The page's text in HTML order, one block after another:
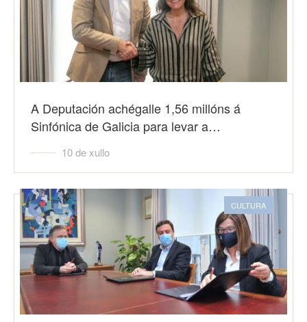
A Deputación achégalle 1,56 millóns á
Sinfónica de Galicia para levar a…
10 de xullo
CULTURA